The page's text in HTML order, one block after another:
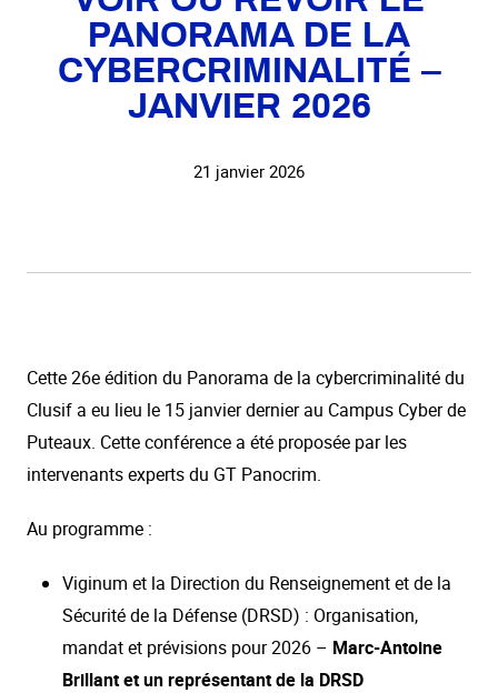
PANORAMA DE LA
CYBERCRIMINALITÉ –
JANVIER 2026
21 janvier 2026
Cette 26e édition du Panorama de la cybercriminalité du
Clusif a eu lieu le 15 janvier dernier au Campus Cyber de
Puteaux. Cette conférence a été proposée par les
intervenants experts du GT Panocrim.
Au programme :
Viginum et la Direction du Renseignement et de la
Sécurité de la Défense (DRSD) : Organisation,
mandat et prévisions pour 2026 – Marc-Antoine
Brillant et un représentant de la DRSD